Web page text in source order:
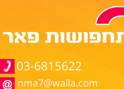
03-6815622
nma7@walla.com